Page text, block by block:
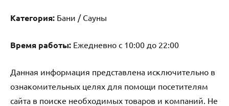
Категория: Бани / Сауны
Время работы: Ежедневно с 10:00 до 22:00
Данная информация представлена исключительно в
ознакомительных целях для помощи посетителям
сайта в поиске необходимых товаров и компаний. Не